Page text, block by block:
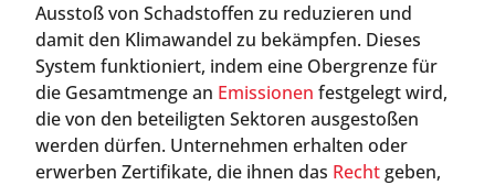
Ausstoß von Schadstoffen zu reduzieren und
damit den Klimawandel zu bekämpfen. Dieses
System funktioniert, indem eine Obergrenze für
die Gesamtmenge an Emissionen festgelegt wird,
die von den beteiligten Sektoren ausgestoßen
werden dürfen. Unternehmen erhalten oder
erwerben Zertifikate, die ihnen das Rechtgeben,